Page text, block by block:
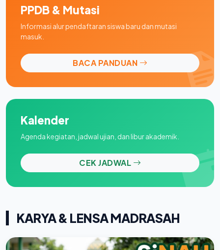
PPDB & Mutasi
Informasi alur pendaftaran siswa baru dan mutasi
masuk.
BACA PANDUAN
Kalender
Agenda kegiatan, jadwal ujian, dan libur akademik.
CEK JADWAL
KARYA & LENSA MADRASAH